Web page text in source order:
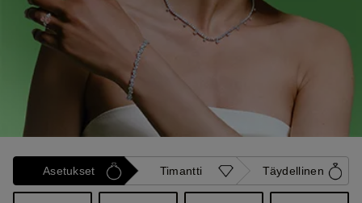
Asetukset Timantti Täydellinen